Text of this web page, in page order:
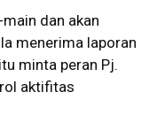
dan akan
menerima laporan
minta peran Pj.
aktifitas